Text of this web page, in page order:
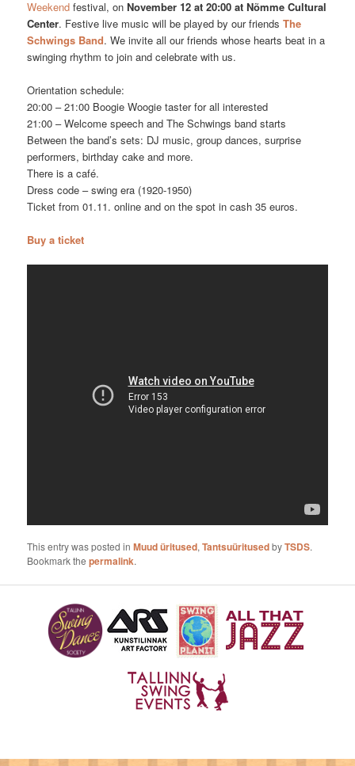
Weekend festival, onNovember 12 at 20:00 at Nõmme Cultural
Center. Festive live music will be played by our friendsThe
Schwings Band. We invite all our friends whose hearts beat in a
swinging rhythm to join and celebrate with us.
Orientation schedule:
20:00 – 21:00 Boogie Woogie taster for all interested
21:00 – Welcome speech and The Schwings band starts
Between the band’s sets: DJ music, group dances, surprise
performers, birthday cake and more.
There is a café.
Dress code – swing era (1920-1950)
Ticket from 01.11. online and on the spot in cash 35 euros.
Buy a ticket
This entry was posted inMuud üritused,TantsuüritusedbyTSDS.
Bookmark thepermalink.